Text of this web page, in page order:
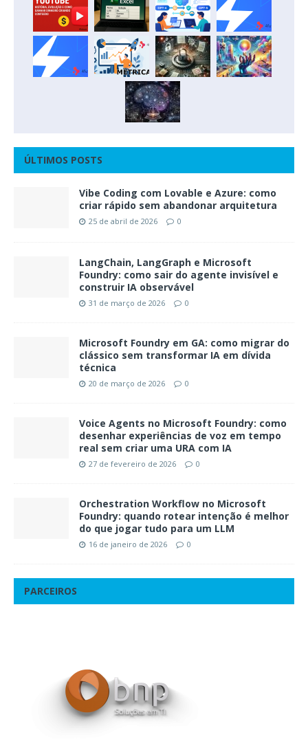
ÚLTIMOS POSTS
Vibe Coding com Lovable e Azure: como
criar rápido sem abandonar arquitetura
25 de abril de 2026 0
LangChain, LangGraph e Microsoft
Foundry: como sair do agente invisível e
construir IA observável
31 de março de 2026 0
Microsoft Foundry em GA: como migrar do
clássico sem transformar IA em dívida
técnica
20 de março de 2026 0
Voice Agents no Microsoft Foundry: como
desenhar experiências de voz em tempo
real sem criar uma URA com IA
27 de fevereiro de 2026 0
Orchestration Workflow no Microsoft
Foundry: quando rotear intenção é melhor
do que jogar tudo para um LLM
16 de janeiro de 2026 0
PARCEIROS